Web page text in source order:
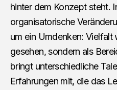
hinter dem Konzept steht.
organisatorische
um ein Umdenken: Vielfalt
gesehen, sondern als
bringt unterschiedliche
Erfahrungen mit, die das